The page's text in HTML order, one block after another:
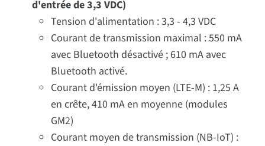
d'entrée de 3,3 VDC)
Tension d'alimentation : 3,3 - 4,3 VDC
Courant de transmission maximal : 550 mA
avec Bluetooth désactivé ; 610 mA avec
Bluetooth activé.
Courant d'émission moyen (LTE-M) : 1,25 A
en crête, 410 mA en moyenne (modules
GM2)
Courant moyen de transmission (NB-IoT) :